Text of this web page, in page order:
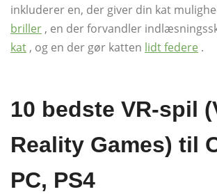
inkluderer en, der giver din kat
briller , en der forvandler
kat , og en der gør katten lidt federe .
10 bedste VR-spil
Reality Games) til
PC, PS4